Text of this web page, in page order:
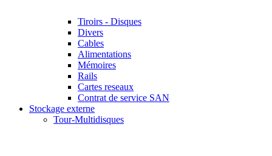
Tiroirs - Disques
Divers
Cables
Alimentations
Mémoires
Rails
Cartes reseaux
Contrat de service SAN
Stockage externe
Tour-Multidisques